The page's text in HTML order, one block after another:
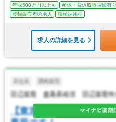
年収500万円以上可 産休・育休取得実績有り
登録販売者の求人
積極採用中
求人の詳細を見る